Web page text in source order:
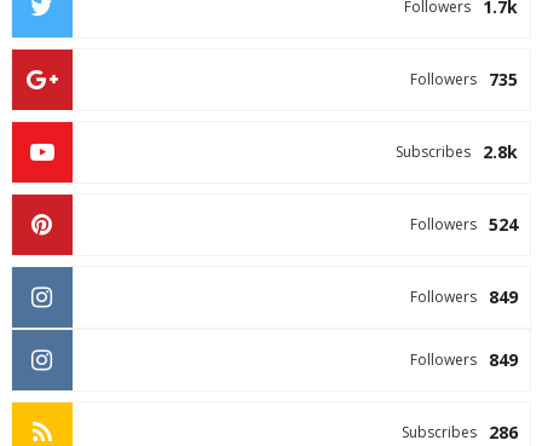
1.7k
Followers
735
Followers
2.8k
Subscribes
524
Followers
849
Followers
849
Followers
286
Subscribes